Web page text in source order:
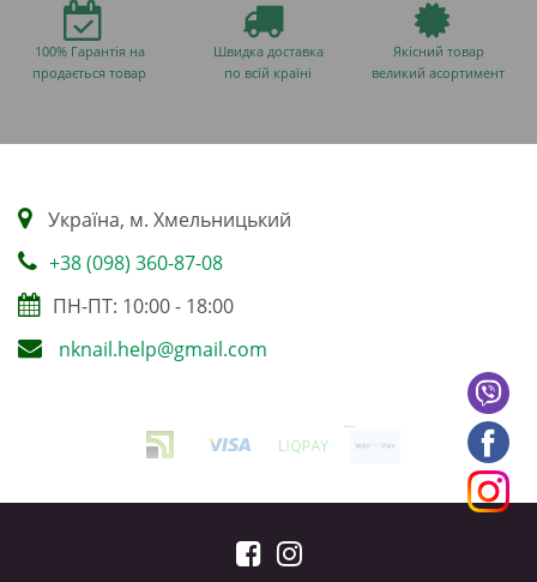
100% Гарантія на
продається товар
Швидка доставка
по всій країні
Якісний товар
великий асортимент
Українa, м. Хмельницький
+38 (098) 360-87-08
ПН-ПТ: 10:00 - 18:00
nknail.help@gmail.com